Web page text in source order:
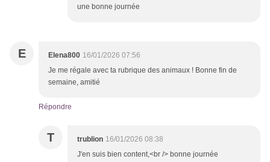
une bonne journée
E Elena800 16/01/2026 07:56
Je me régale avec ta rubrique des animaux ! Bonne fin de
semaine, amitié
Répondre
T trublion 16/01/2026 08:38
J'en suis bien content,<br /> bonne journée